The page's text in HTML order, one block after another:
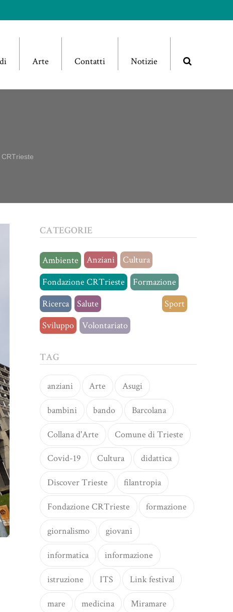
Arte Contatti Notizie
CATEGORIE
Ambiente Anziani
Cultura
Fondazione CRTrieste
Formazione
Ricerca
Salute
Sport
Sviluppo
Volontariato
TAG
anziani Arte Asugi
bambini bando Barcolana
Collana d'Arte Comune di Trieste
Covid-19 Cultura didattica
Discover Trieste filantropia
Fondazione CRTrieste formazione
giornalismo giovani
informatica informazione
istruzione ITS Link festival
mare medicina Miramare